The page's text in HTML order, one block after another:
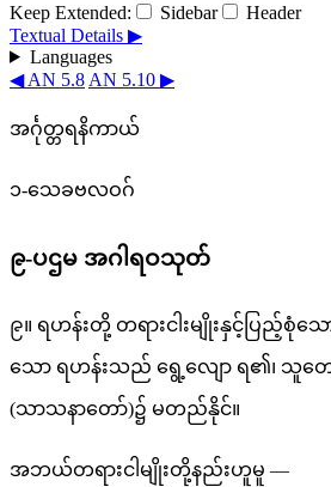
Keep Extended:
Sidebar
Header
Textual Details ▶
Languages
◀ AN 5.8 AN 5.10 ▶
အင်္ဂုတ္တရနိကာယ်
၁-သေခဗလဝဂ်
၉-ပဌမ အဂါရဝသုတ်
၉။ ရဟန်းတို့ တရားငါးမျိုးနှင့်ပြည့်စုံ
သော ရဟန်းသည် ရွေ့လျော ရ၏၊ သူတေ
(သာသနာတော်)၌ မတည်နိုင်။
အဘယ်တရားငါမျိုးတို့နည်းဟူမူ —